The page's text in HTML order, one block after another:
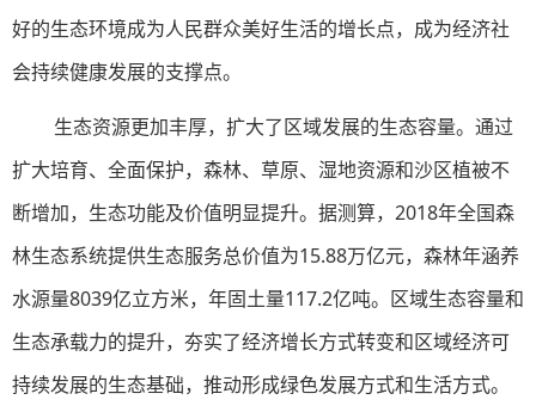
好的生态环境成为人民群众美好生活的增长点，成为经济社
会持续健康发展的支撑点。
生态资源更加丰厚，扩大了区域发展的生态容量。通过
扩大培育、全面保护，森林、草原、湿地资源和沙区植被不
断增加，生态功能及价值明显提升。据测算，2018年全国森
林生态系统提供生态服务总价值为15.88万亿元，森林年涵养
水源量8039亿立方米，年固土量117.2亿吨。区域生态容量和
生态承载力的提升，夯实了经济增长方式转变和区域经济可
持续发展的生态基础，推动形成绿色发展方式和生活方式。